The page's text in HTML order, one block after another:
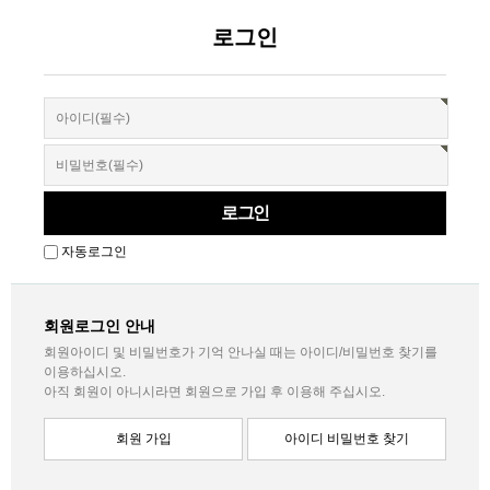
로그인
자동로그인
회원로그인 안내
회원아이디 및 비밀번호가 기억 안나실 때는 아이디/비밀번호 찾기를
이용하십시오.
아직 회원이 아니시라면 회원으로 가입 후 이용해 주십시오.
아이디 비밀번호 찾기
회원 가입